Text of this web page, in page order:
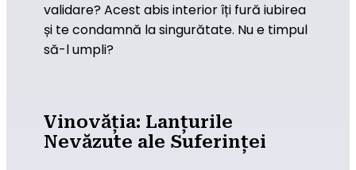
validare? Acest abis interior îți fură iubirea
și te condamnă la singurătate. Nu e timpul
să-l umpli?
Vinovăția: Lanțurile
Nevăzute ale Suferinței